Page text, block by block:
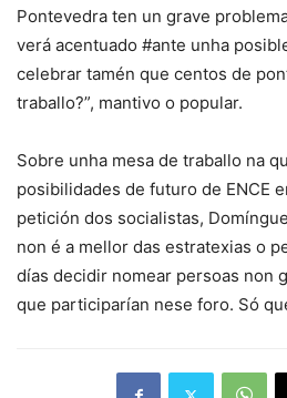
Pontevedra ten un grave
verá acentuado #ante unha
celebrar tamén que centos de
traballo?”, mantivo o popular.
Sobre unha mesa de traballo na
posibilidades de futuro de ENCE
petición dos socialistas,
non é a mellor das estratexias o
días decidir nomear persoas non
que participarían nese foro. Só